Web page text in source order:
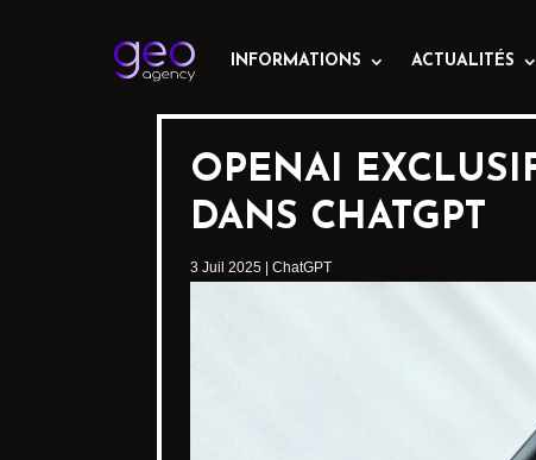
INFORMATIONS ACTUALITÉS
OPENAI
DANS CHATGPT
3 Juil 2025 ChatGPT